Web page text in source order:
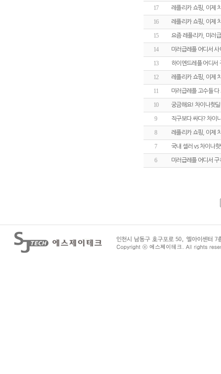
17 레플리카 쇼핑, 이제
16 레플리카 쇼핑, 이제
15 요즘 레플리카, 미러
14 미러급레플 어디서
13 하이엔드레플 어디서
12 레플리카 쇼핑, 이제
11 미러급레플 고수들
10 궁금해요! 차이나핫
9 직구보다 싸다? 차이
8 레플리카 쇼핑, 이제
7 국내 셀러 vs 차이나
6 미러급레플 어디서